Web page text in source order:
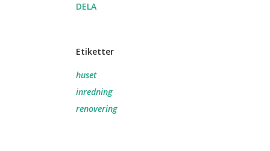
DELA
Etiketter
huset
inredning
renovering